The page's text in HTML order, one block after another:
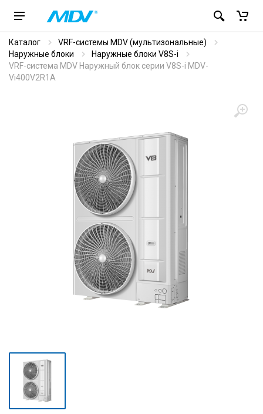
Каталог
VRF-системы MDV (мультизональные)
Наружные блоки
Наружные блоки V8S-i
VRF-система MDV Наружный блок серии V8S-i MDV-
Vi400V2R1A